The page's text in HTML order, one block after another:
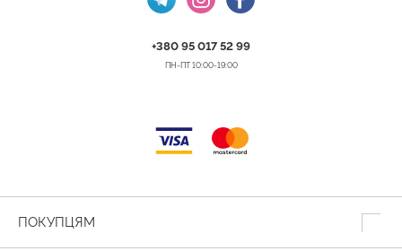
+380 95 017 52 99
ПН-ПТ 10:00-19:00
ПОКУПЦЯМ